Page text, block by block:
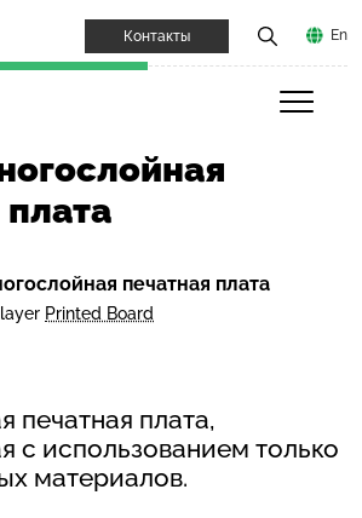
Контакты En
печатная плата
Printed Board
печатная плата,
с использованием только
материалов.